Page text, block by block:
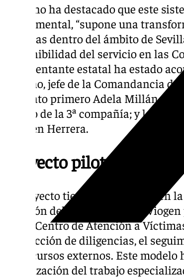
Toscano ha destacado que este
experimental, “supone una
víctimas dentro del ámbito de
disponibilidad del servicio en las
representante estatal ha estado
Serrano, jefe de la Comandancia
sargento primero Adela Millán,
género de la 3ª compañía; y la
Carmen Herrera.
Proyecto piloto
El proyecto tiene su desarrollo en
creación del Área Funcional
único Centro de Atención a
instrucción de diligencias, el
los recursos externos. Este
organización del trabajo